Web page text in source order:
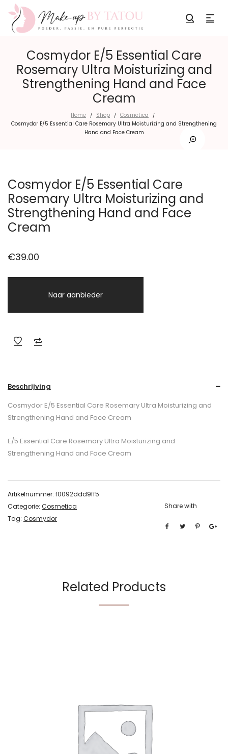
Cosmydor E/5 Essential Care
Rosemary Ultra Moisturizing and
Strengthening Hand and Face
Cream
Home / Shop / Cosmetica /
Cosmydor E/5 Essential Care Rosemary Ultra Moisturizing and Strengthening
Hand and Face Cream
Cosmydor E/5 Essential Care
Rosemary Ultra Moisturizing and
Strengthening Hand and Face
Cream
€39.00
Naar aanbieder
Beschrijving
Cosmydor E/5 Essential Care Rosemary Ultra Moisturizing and
Strengthening Hand and Face Cream
E/5 Essential Care Rosemary Ultra Moisturizing and
Strengthening Hand and Face Cream
Artikelnummer: f0092ddd9ff5
Categorie: Cosmetica
Tag: Cosmydor
Share with
Related Products